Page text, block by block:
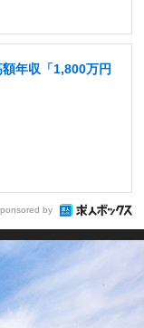
年収「1,800万円
by